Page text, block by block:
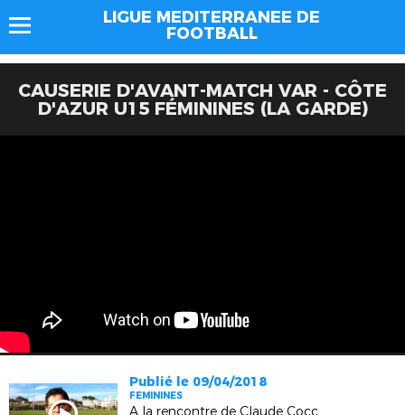
LIGUE MEDITERRANEE DE
FOOTBALL
CAUSERIE D'AVANT-MATCH VAR - CÔTE
D'AZUR U15 FÉMININES (LA GARDE)
Publié le 09/04/2018
FEMININES
A la rencontre de Claude Cocchi (FAMF Marseille)